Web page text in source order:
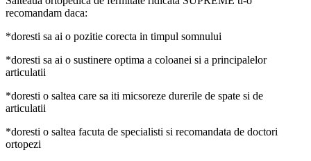
recomandam daca:
*doresti sa ai o pozitie corecta in timpul somnului
*doresti sa ai o sustinere optima a coloanei si a principalelor
articulatii
*doresti o saltea care sa iti micsoreze durerile de spate si de
articulatii
*doresti o saltea facuta de specialisti si recomandata de doctori
ortopezi